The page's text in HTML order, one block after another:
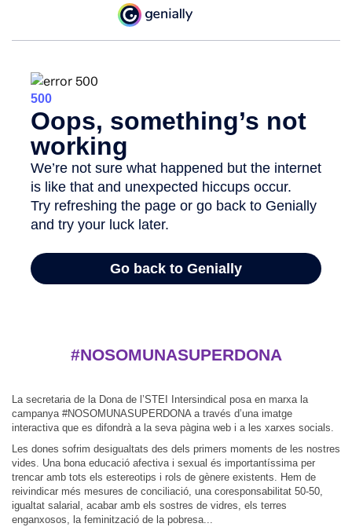
#NOSOMUNASUPERDONA
La secretaria de la Dona de l’STEI Intersindical posa en marxa la
campanya #NOSOMUNASUPERDONA a través d’una imatge
interactiva que es difondrà a la seva pàgina web i a les xarxes socials.
Les dones sofrim desigualtats des dels primers moments de les nostres
vides. Una bona educació afectiva i sexual és importantíssima per
trencar amb tots els estereotips i rols de gènere existents. Hem de
reivindicar més mesures de conciliació, una coresponsabilitat 50-50,
igualtat salarial, acabar amb els sostres de vidres, els terres
enganxosos, la feminització de la pobresa...